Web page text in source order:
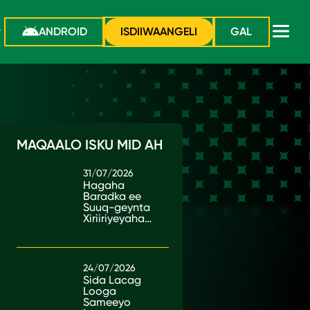
ANDROID ISDIIWAANGELI GAL
MAQAALO ISKU MID AH
31/07/2026
Hagaha
Baradka ee
Suuq-geynta
Xiriiriyeyaha
24/07/2026
Sida Lacag
Looga
Sameeyo